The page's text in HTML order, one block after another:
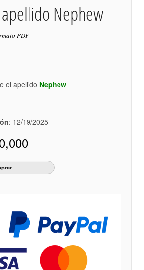
Nephew
PDF
el apellido Nephew
: 12/19/2025